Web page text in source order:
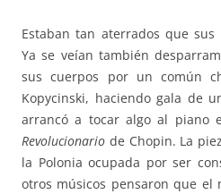
Estaban tan aterrados que
Ya se veían también
sus cuerpos por un común
Kopycinski, haciendo gala de
arrancó a tocar algo al piano
Revolucionario de Chopin. La
la Polonia ocupada por ser
otros músicos pensaron que el